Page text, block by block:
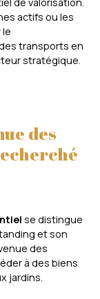
actifs ou les
le
transports en
stratégique.
des
se distingue
et son
des
à des biens
jardins.